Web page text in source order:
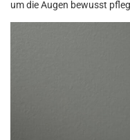
um die Augen bewusst